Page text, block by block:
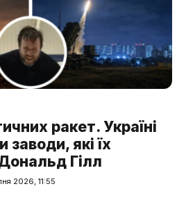
ракет. Україні
заводи, які їх
Гілл
2026, 11:55